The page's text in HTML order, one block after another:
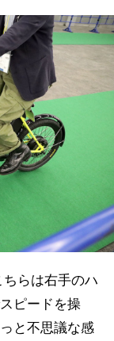
らは右手のハ
ピードを操
と不思議な感